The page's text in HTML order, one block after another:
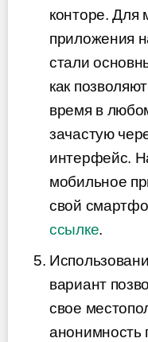
конторе. Для
приложения
стали
как
время в
зачастую
интерфейс.
мобильное
свой
ссылке.
вариант
свое
анонимность